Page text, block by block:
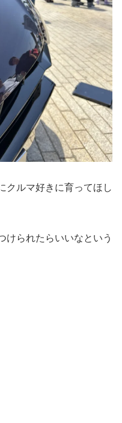
クルマ好きに育ってほし
けられたらいいなという